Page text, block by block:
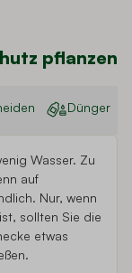
pflanzen
Dünger
Wasser. Zu
auf
Nur, wenn
sollten Sie die
etwas